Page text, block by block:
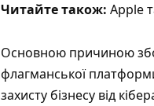
Читайте також: Apple
Основною причиною
флагманської
захисту бізнесу від